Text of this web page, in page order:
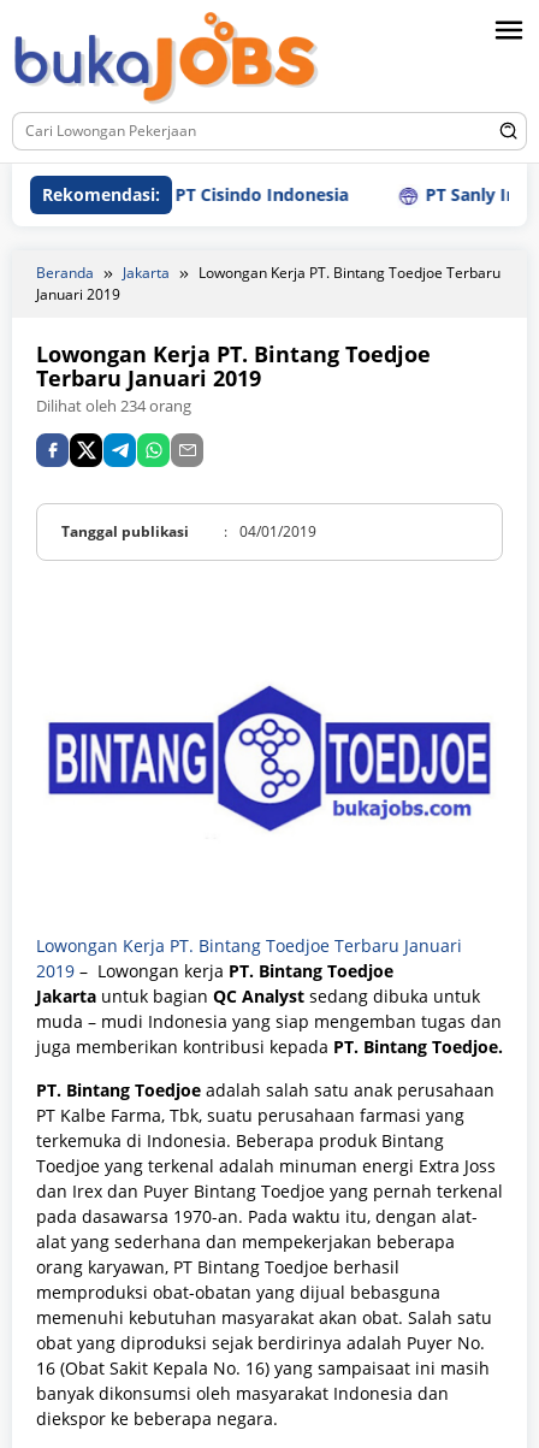
ke
konten
Rekomendasi:PT Cisindo Indonesia PT Sanly Industries
Beranda Jakarta
Lowongan Kerja PT. Bintang Toedjoe Terbaru
Januari 2019
Lowongan Kerja PT. Bintang Toedjoe
Terbaru Januari 2019
Dilihat oleh 234 orang
Tanggal publikasi : 04/01/2019
Lowongan Kerja PT. Bintang Toedjoe Terbaru Januari
2019 – Lowongan kerja PT. Bintang Toedjoe
Jakarta untuk bagian QC Analyst sedang dibuka untuk
muda – mudi Indonesia yang siap mengemban tugas dan
juga memberikan kontribusi kepada PT. Bintang Toedjoe.
PT. Bintang Toedjoe adalah salah satu anak perusahaan
PT Kalbe Farma, Tbk, suatu perusahaan farmasi yang
terkemuka di Indonesia. Beberapa produk Bintang
Toedjoe yang terkenal adalah minuman energi Extra Joss
dan Irex dan Puyer Bintang Toedjoe yang pernah terkenal
pada dasawarsa 1970-an. Pada waktu itu, dengan alat-
alat yang sederhana dan mempekerjakan beberapa
orang karyawan, PT Bintang Toedjoe berhasil
memproduksi obat-obatan yang dijual bebasguna
memenuhi kebutuhan masyarakat akan obat. Salah satu
obat yang diproduksi sejak berdirinya adalah Puyer No.
16 (Obat Sakit Kepala No. 16) yang sampaisaat ini masih
banyak dikonsumsi oleh masyarakat Indonesia dan
diekspor ke beberapa negara.